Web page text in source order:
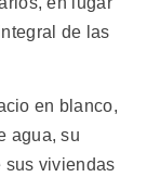
de las
en blanco,
agua, su
sus viviendas